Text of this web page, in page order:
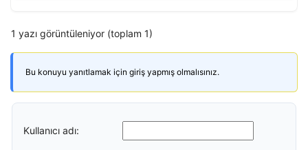
1 yazı görüntüleniyor (toplam 1)
Bu konuyu yanıtlamak için giriş yapmış olmalısınız.
Kullanıcı adı: